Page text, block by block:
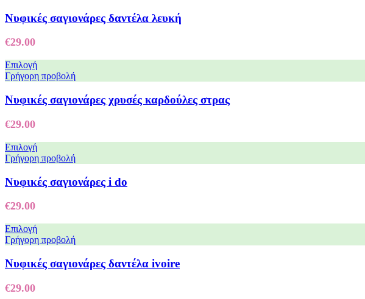
Νυφικές σαγιονάρες δαντέλα λευκή
€29.00
Επιλογή
Γρήγορη προβολή
Νυφικές σαγιονάρες χρυσές καρδούλες στρας
€29.00
Επιλογή
Γρήγορη προβολή
Νυφικές σαγιονάρες i do
€29.00
Επιλογή
Γρήγορη προβολή
Nυφικές σαγιονάρες δαντέλα ivoire
€29.00